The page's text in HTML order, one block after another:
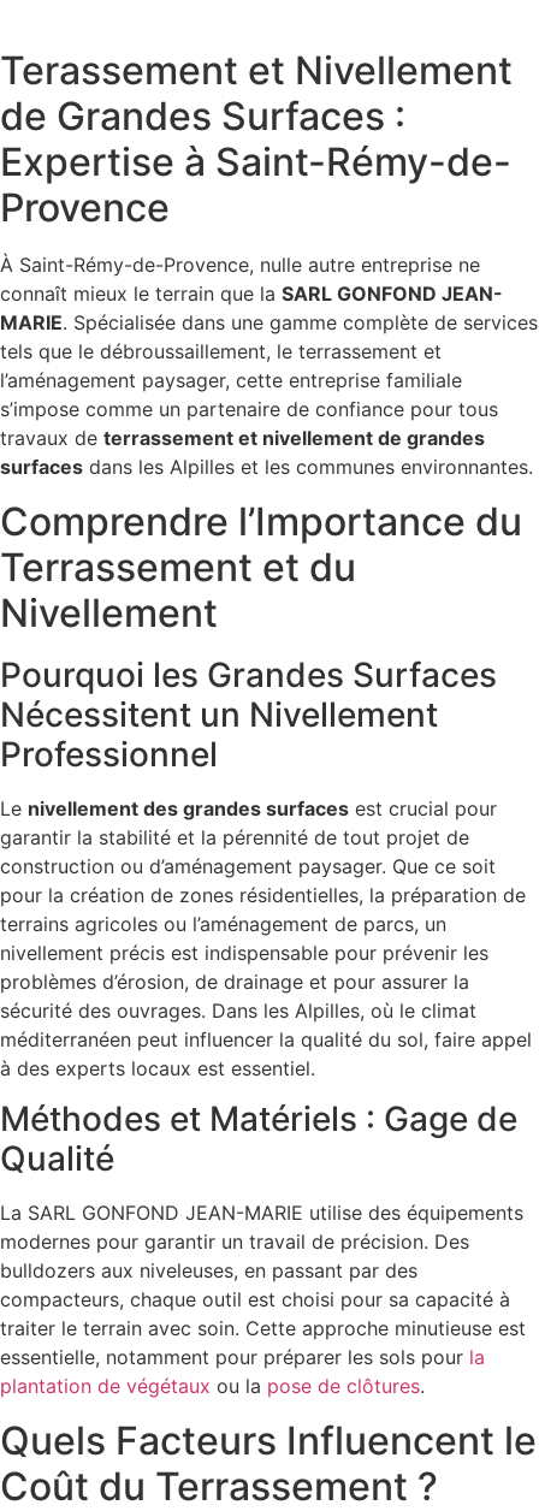
Terassement et Nivellement
de Grandes Surfaces :
Expertise à Saint-Rémy-de-
Provence
À Saint-Rémy-de-Provence, nulle autre entreprise ne
connaît mieux le terrain que la SARL GONFOND JEAN-
MARIE. Spécialisée dans une gamme complète de services
tels que le débroussaillement, le terrassement et
l’aménagement paysager, cette entreprise familiale
s’impose comme un partenaire de confiance pour tous
travaux de terrassement et nivellement de grandes
surfaces dans les Alpilles et les communes environnantes.
Comprendre l’Importance du
Terrassement et du
Nivellement
Pourquoi les Grandes Surfaces
Nécessitent un Nivellement
Professionnel
Le nivellement des grandes surfaces est crucial pour
garantir la stabilité et la pérennité de tout projet de
construction ou d’aménagement paysager. Que ce soit
pour la création de zones résidentielles, la préparation de
terrains agricoles ou l’aménagement de parcs, un
nivellement précis est indispensable pour prévenir les
problèmes d’érosion, de drainage et pour assurer la
sécurité des ouvrages. Dans les Alpilles, où le climat
méditerranéen peut influencer la qualité du sol, faire appel
à des experts locaux est essentiel.
Méthodes et Matériels : Gage de
Qualité
La SARL GONFOND JEAN-MARIE utilise des équipements
modernes pour garantir un travail de précision. Des
bulldozers aux niveleuses, en passant par des
compacteurs, chaque outil est choisi pour sa capacité à
traiter le terrain avec soin. Cette approche minutieuse est
essentielle, notamment pour préparer les sols pour la
plantation de végétaux ou la pose de clôtures.
Quels Facteurs Influencent le
Coût du Terrassement ?